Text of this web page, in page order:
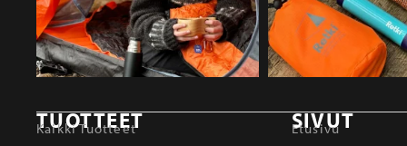
TUOTTEET
Kaikki Tuotteet
SIVUT
Etusivu